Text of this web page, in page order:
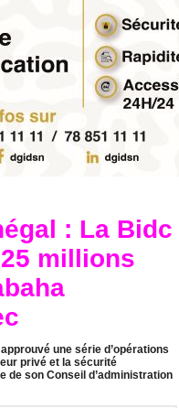
: La Bidc
millions
une série d’opérations
privé et la sécurité
de son Conseil d’administration